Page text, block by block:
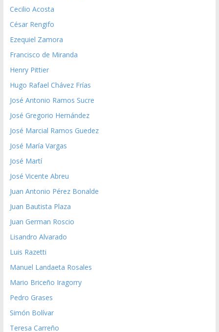
Cecilio Acosta
César Rengifo
Ezequiel Zamora
Francisco de Miranda
Henry Pittier
Hugo Rafael Chávez Frías
José Antonio Ramos Sucre
José Gregorio Hernández
José Marcial Ramos Guedez
José María Vargas
José Martí
José Vicente Abreu
Juan Antonio Pérez Bonalde
Juan Bautista Plaza
Juan German Roscio
Lisandro Alvarado
Luis Razetti
Manuel Landaeta Rosales
Mario Briceño Iragorry
Pedro Grases
Simón Bolívar
Teresa Carreño